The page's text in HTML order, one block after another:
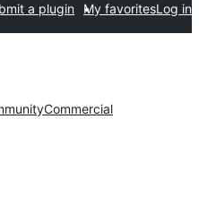
a plugin My favoritesLog in
Commercial